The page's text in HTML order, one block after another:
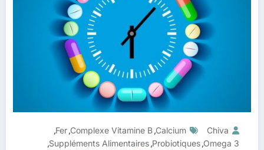
Chiva
Calcium
,
Complexe Vitamine B
,
Fer
,
Omega 3
,
Probiotiques
,
Suppléments Alimentaires
,